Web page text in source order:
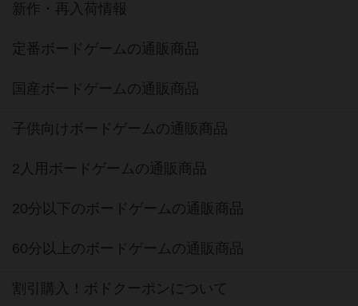
新作・再入荷情報
定番ボードゲームの通販商品
国産ボードゲームの通販商品
子供向けボードゲームの通販商品
2人用ボードゲームの通販商品
20分以下のボードゲームの通販商品
60分以上のボードゲームの通販商品
割引購入！ボドクーポンについて